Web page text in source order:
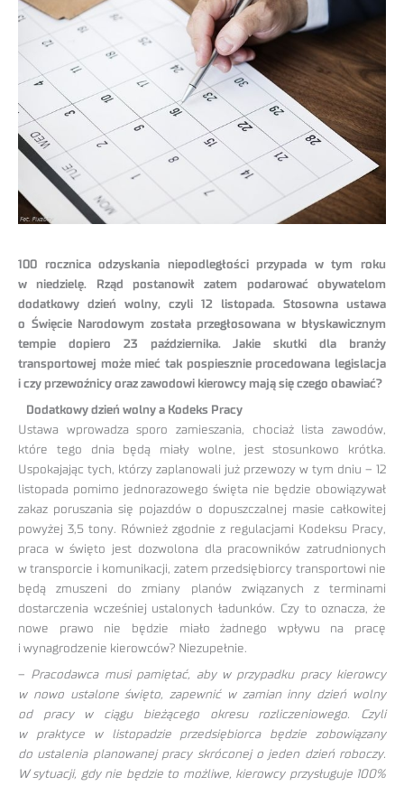
100 rocznica odzyskania niepodległości przypada w tym roku
w niedzielę. Rząd postanowił zatem podarować obywatelom
dodatkowy dzień wolny, czyli 12 listopada. Stosowna ustawa
o Święcie Narodowym została przegłosowana w błyskawicznym
tempie dopiero 23 października. Jakie skutki dla branży
transportowej może mieć tak pospiesznie procedowana legislacja
i czy przewoźnicy oraz zawodowi kierowcy mają się czego obawiać?
Dodatkowy dzień wolny a Kodeks Pracy
Ustawa wprowadza sporo zamieszania, chociaż lista zawodów,
które tego dnia będą miały wolne, jest stosunkowo krótka.
Uspokajając tych, którzy zaplanowali już przewozy w tym dniu – 12
listopada pomimo jednorazowego święta nie będzie obowiązywał
zakaz poruszania się pojazdów o dopuszczalnej masie całkowitej
powyżej 3,5 tony. Również zgodnie z regulacjami Kodeksu Pracy,
praca w święto jest dozwolona dla pracowników zatrudnionych
w transporcie i komunikacji, zatem przedsiębiorcy transportowi nie
będą zmuszeni do zmiany planów związanych z terminami
dostarczenia wcześniej ustalonych ładunków. Czy to oznacza, że
nowe prawo nie będzie miało żadnego wpływu na pracę
i wynagrodzenie kierowców? Niezupełnie.
– Pracodawca musi pamiętać, aby w przypadku pracy kierowcy
w nowo ustalone święto, zapewnić w zamian inny dzień wolny
od pracy w ciągu bieżącego okresu rozliczeniowego. Czyli
w praktyce w listopadzie przedsiębiorca będzie zobowiązany
do ustalenia planowanej pracy skróconej o jeden dzień roboczy.
W sytuacji, gdy nie będzie to możliwe, kierowcy przysługuje 100%